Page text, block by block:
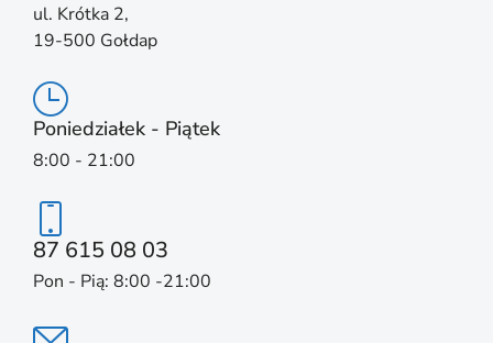
ul. Krótka 2,
19-500 Gołdap
Poniedziałek - Piątek
8:00 - 21:00
87 615 08 03
Pon - Pią: 8:00 -21:00